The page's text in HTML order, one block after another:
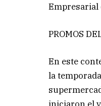
Empresarial
PROMOS
En este
la